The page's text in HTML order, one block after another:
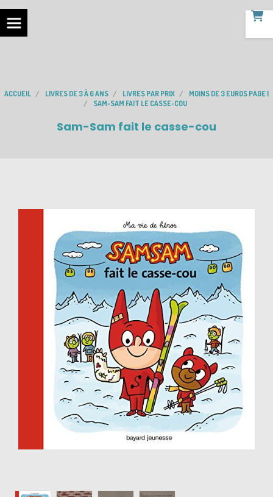
ACCUEIL LIVRES DE 3 À 6 ANS LIVRES PAR PRIX
MOINS DE 3 EUROS PAGE 1
SAM-SAM FAIT LE CASSE-COU
Sam-Sam fait le casse-cou